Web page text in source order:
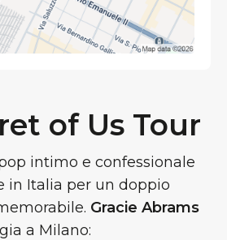
of Us Tour
intimo e confessionale
in Italia per un doppio
Gracie Abrams
a Milano: